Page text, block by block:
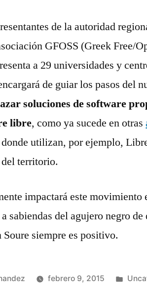
de la autoridad
GFOSS (Greek Free/
a 29 universidades y
de guiar los pasos del
soluciones de software
libre, como ya sucede en otras
utilizan, por ejemplo,
territorio.
impactará este movimiento
sabiendas del agujero negro
Soure siempre es positivo.
febrero 9, 2015